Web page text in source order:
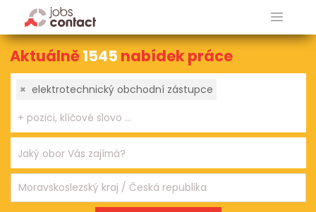
Aktuálně1545 nabídek práce
× elektrotechnický obchodní zástupce